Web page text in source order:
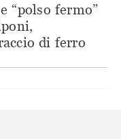
“polso fermo”
di ferro